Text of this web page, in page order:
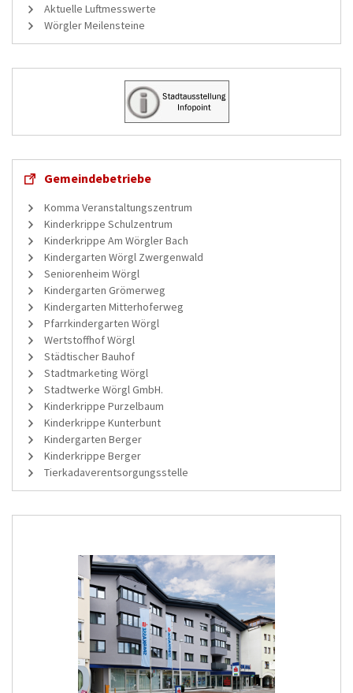
Aktuelle Luftmesswerte
Wörgler Meilensteine
Gemeindebetriebe
Komma Veranstaltungszentrum
Kinderkrippe Schulzentrum
Kinderkrippe Am Wörgler Bach
Kindergarten Wörgl Zwergenwald
Seniorenheim Wörgl
Kindergarten Grömerweg
Kindergarten Mitterhoferweg
Pfarrkindergarten Wörgl
Wertstoffhof Wörgl
Städtischer Bauhof
Stadtmarketing Wörgl
Stadtwerke Wörgl GmbH.
Kinderkrippe Purzelbaum
Kinderkrippe Kunterbunt
Kindergarten Berger
Kinderkrippe Berger
Tierkadaverentsorgungsstelle